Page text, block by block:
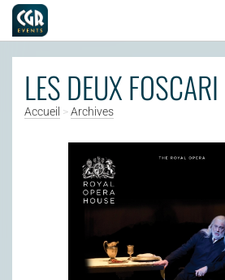
LES DEUX FOSCARI
Accueil >Archives